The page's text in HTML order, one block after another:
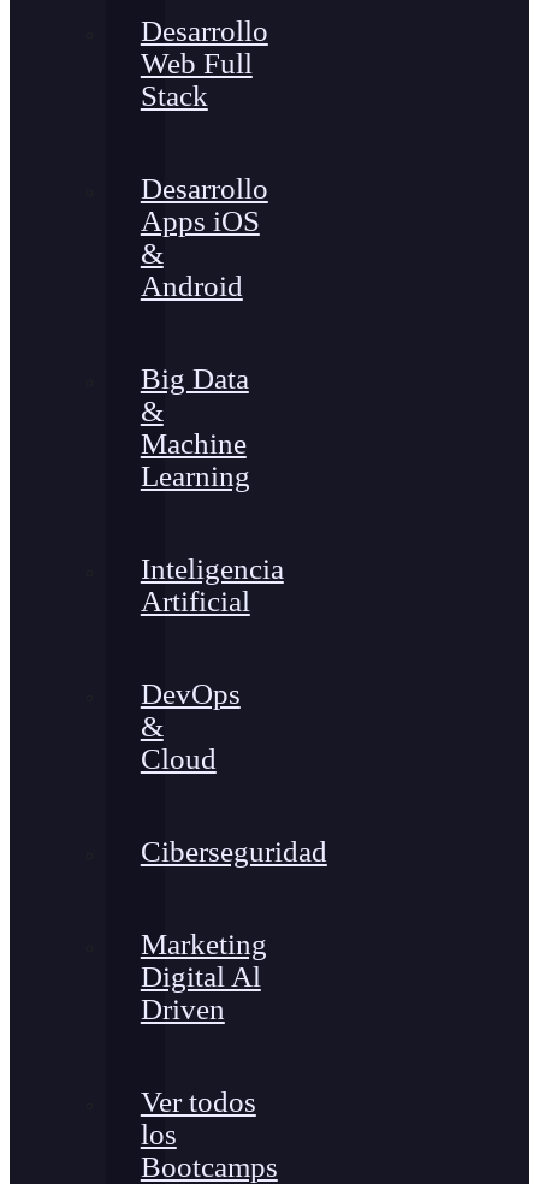
Desarrollo
Web Full
Stack
Desarrollo
Apps iOS
&
Android
Big Data
&
Machine
Learning
Inteligencia
Artificial
DevOps
&
Cloud
Ciberseguridad
Marketing
Digital Al
Driven
Ver todos
los
Bootcamps